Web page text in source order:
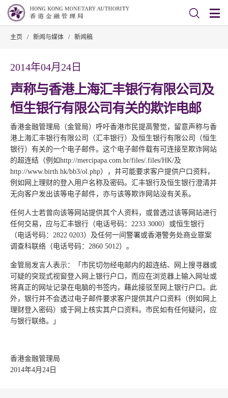
主页 / 新闻与媒体 / 新闻稿
2014年04月24日
声称与香港上海汇丰银行有限公司及
恒生银行有限公司有关的欺诈电邮
香港金融管理局（金管局）呼吁香港市民提高警觉，留意声称与香
港上海汇丰银行有限公司（汇丰银行）及恒生银行有限公司（恒生
银行）有关的一个电子邮件。这个电子邮件载有可连接至欺诈网站
的超连结（例如http://mercipapa.com.br/files/.files/HK/及
http://www.birth.hk/bb3/ol.php），并可能要求客户提供户口资料，
例如网上理财的登入用户名称及密码。汇丰银行及恒生银行澄清并
无向客户发出该等电子邮件，亦与该等欺诈网站没有关系。
任何人士若曾向该等网站提供其个人资料，或曾透过该等网站进行
任何交易，应与汇丰银行（电话号码：2233 3000）或恒生银行
（电话号码：2822 0203）及任何一间警署或香港警务处商业罪案
调查科联络（电话号码：2860 5012）。
金管局发言人表示：「市民切勿经电邮内的超连结、网上搜寻器或
可疑的突现式视窗登入网上银行户口，而应在浏览器上输入网址或
将真正的网址记录在电脑的书签内，藉此接驳至网上银行户口。此
外，银行并不会透过电子邮件要求客户提供其户口资料（例如网上
理财登入密码）或于网上核实其户口资料。市民如有任何疑问，应
与银行联络。」
香港金融管理局
2014年4月24日